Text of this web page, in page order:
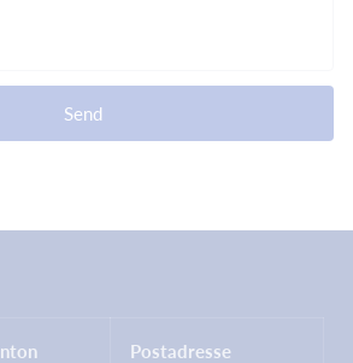
Send
Postadresse